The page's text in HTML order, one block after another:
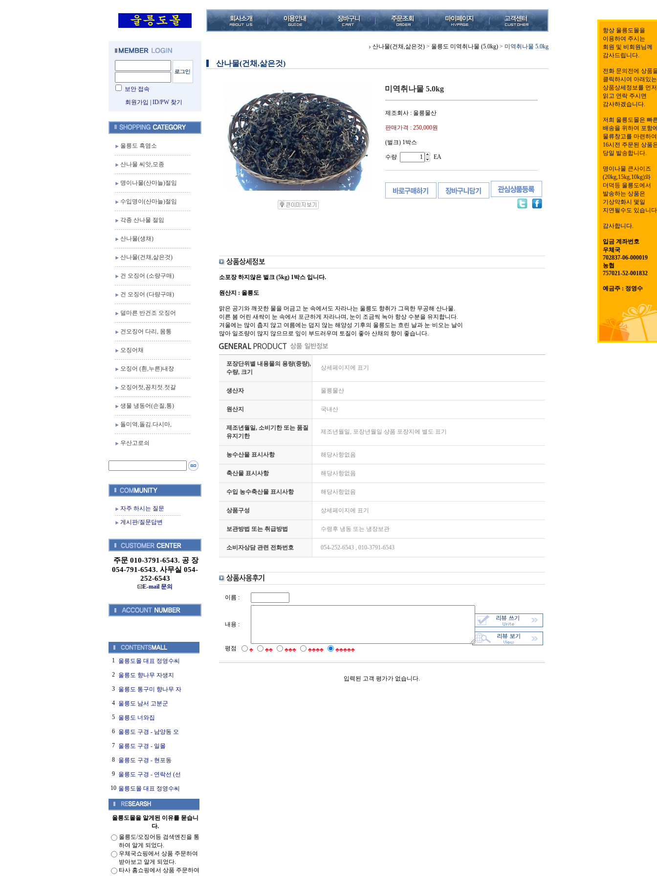
보안 접속
회원가입
ID/PW 찾기
울릉도 흑염소
산나물 씨앗,모종
명이나물(산마늘)절임
수입명이(산마늘)절임
각종 산나물 절임
산나물(생채)
산나물(건채,삶은것)
건 오징어 (소량구매)
건 오징어 (다량구매)
덜마른 반건조 오징어
건오징어 다리, 몸통
오징어채
오징어 (흰,누른)내장
오징어젓,꽁치젓.젓갈
생물 냉동어(손질,통)
돌미역,돌김.다시마,
우산고로쇠
자주 하시는 질문
게시판/질문답변
주문 010-3791-6543. 공 장
054-791-6543. 사무실 054-
252-6543
E-mail 문의
1 울릉도몰 대표 정영수씨
2 울릉도 향나무 자생지
3 울릉도 통구미 향나무 자
4 울릉도 남서 고분군
5 울릉도 너와집
6 울릉도 구경 - 남양동 오
7 울릉도 구경 - 일몰
8 울릉도 구경 - 현포동
9 울릉도 구경 - 연락선 (선
10 울릉도몰 대표 정영수씨
울릉도몰을 알게된 이유를 묻습니
다.
울릉도/오징어등 검색엔진을 통
하여 알게 되었다.
우체국쇼핑에서 상품 주문하여
받아보고 알게 되었다.
타사 홈쇼핑에서 상품 주문하여
산나물(건채,삶은것) > 울릉도 미역취나물 (5.0kg) > 미역취나물 5.0kg
산나물(건채,삶은것)
미역취나물 5.0kg
제조회사 : 울릉물산
판매가격 : 250,000원
(벌크) 1박스
수량 EA
소포장 하지않은 벌크 (5kg) 1박스 입니다.
원산지 : 울릉도
맑은 공기와 깨끗한 물을 머금고 눈 속에서도 자라나는 울릉도 향취가 그윽한 무공해 산나물.
이른 봄 어린 새싹이 눈 속에서 포근하게 자라나며, 눈이 조금씩 녹아 항상 수분을 유지합니다.
겨울에는 많이 춥지 않고 여름에는 덥지 않는 해양성 기후의 울릉도는 흐린 날과 눈·비오는 날이
많아 일조량이 많지 않으므로 잎이 부드러우며 토질이 좋아 산채의 향이 좋습니다.
포장단위별 내용물의 용량(중량),
수량, 크기
상세페이지에 표기
생산자 울릉물산
원산지 국내산
제조년월일, 소비기한 또는 품질
유지기한
제조년월일, 포장년월일 상품 포장지에 별도 표기
농수산물 표시사항 해당사항없음
축산물 표시사항 해당사항없음
수입 농수축산물 표시사항 해당사항없음
상품구성 상세페이지에 표기
보관방법 또는 취급방법 수령후 냉동 또는 냉장보관
소비자상담 관련 전화번호 054-252-6543 , 010-3791-6543
이름 :
내용 :
평점 ♣ ♣♣ ♣♣♣ ♣♣♣♣ ♣♣♣♣♣
입력된 고객 평가가 없습니다.
항상 울릉도몰을
이용하여 주시는
회원 및 비회원님께
감사드립니다.
전화 문의전에 상품
클릭하시여 아래있는
상품상세정보를 먼저
읽고 연락 주시면
감사하겠습니다.
저희 울릉도몰은 빠
배송을 위하여 포항
물류창고를 마련하여
16시전 주문된 상품
당일 발송합니다.
명이나물 큰사이즈
(20kg,15kg,10kg)와
더덕등 울릉도에서
발송하는 상품은
기상악화시 몇일
지연될수도 있습니
감사합니다.
입금 계좌번호
우체국
702837-06-000019
농협
757021-52-001832
예금주 : 정영수